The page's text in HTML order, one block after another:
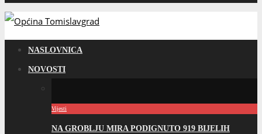
NASLOVNICA
NOVOSTI
Vijesti
NA GROBLJU MIRA PODIGNUTO 919 BIJELIH